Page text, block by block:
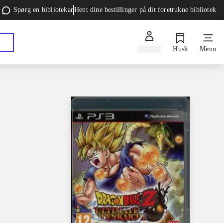
Spørg en bibliotekarHent dine bestillinger på dit foretrukne bibliotek
Husk Menu